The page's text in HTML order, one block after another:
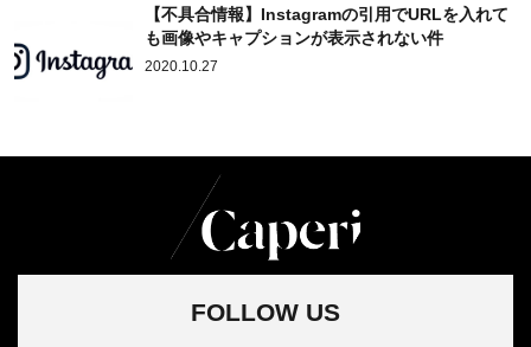
【不具合情報】Instagramの引用でURLを入れて
も画像やキャプションが表示されない件
2020.10.27
FOLLOW US